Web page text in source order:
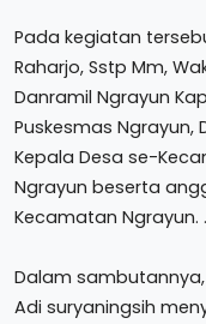
Pada kegiatan
Raharjo, Sstp Mm,
Danramil Ngrayun
Puskesmas Ngrayun,
Kepala Desa se-
Ngrayun beserta
Kecamatan Ngrayun. .
Dalam sambutannya,
Adi suryaningsih